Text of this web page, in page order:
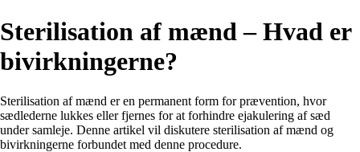
Sterilisation af mænd – Hvad er
bivirkningerne?
Sterilisation af mænd er en permanent form for prævention, hvor
sædlederne lukkes eller fjernes for at forhindre ejakulering af sæd
under samleje. Denne artikel vil diskutere sterilisation af mænd og
bivirkningerne forbundet med denne procedure.